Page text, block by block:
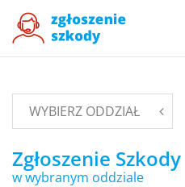
WYBIERZ ODDZIAŁ
Zgłoszenie Szkody
w wybranym oddziale